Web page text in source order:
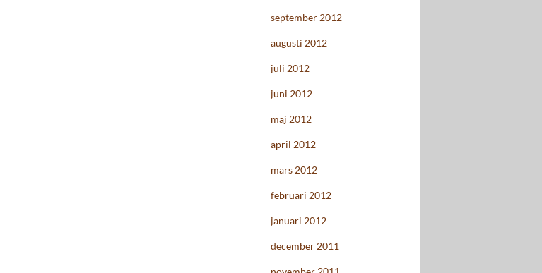
september 2012
augusti 2012
juli 2012
juni 2012
maj 2012
april 2012
mars 2012
februari 2012
januari 2012
december 2011